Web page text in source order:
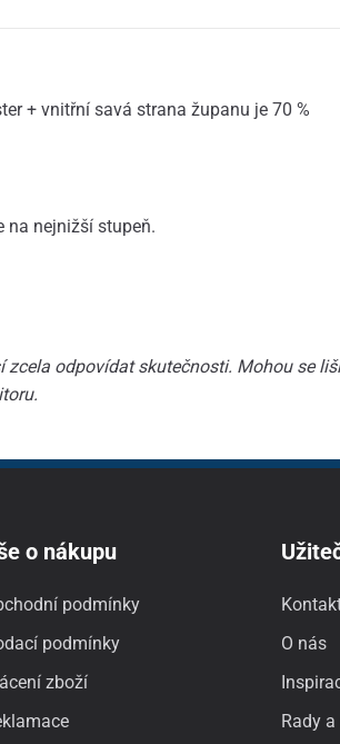
+ vnitřní savá strana županu je 70 %
na nejnižší stupeň.
odpovídat skutečnosti. Mohou se
o nákupu
podmínky
podmínky
zboží
O nás
Rady